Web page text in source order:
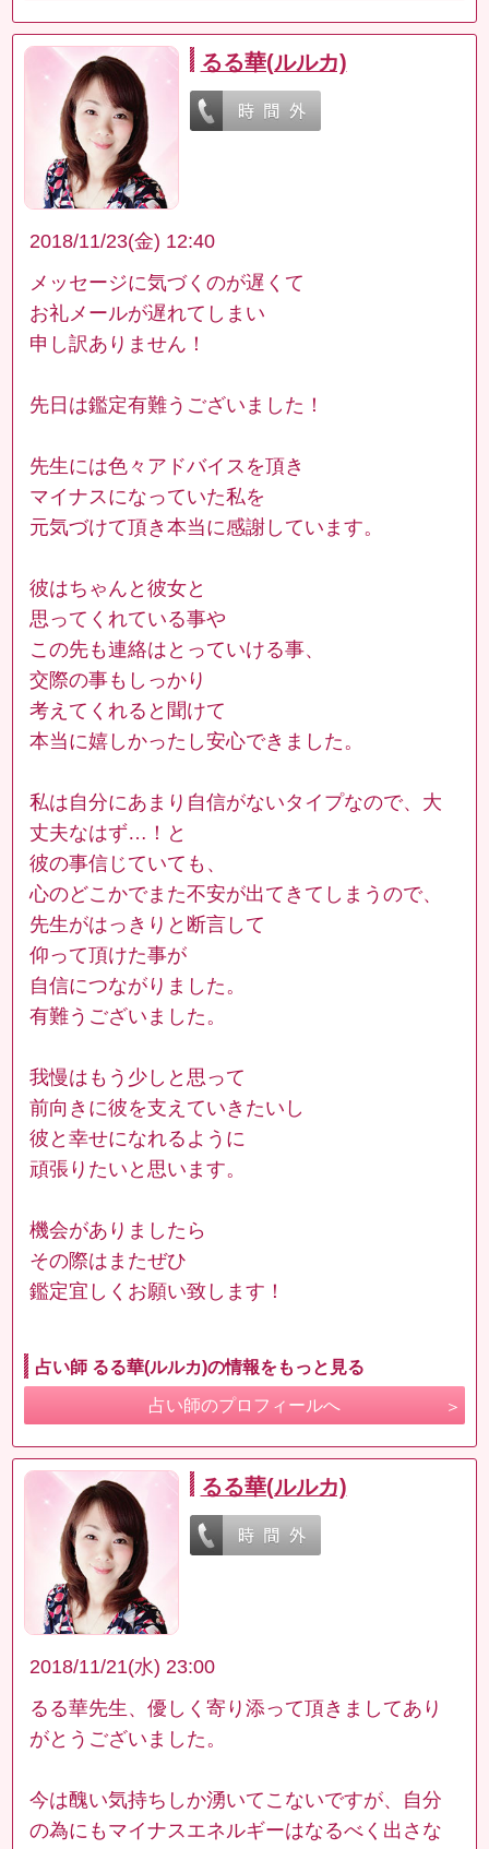
るる華(ルルカ)
2018/11/23(金) 12:40
メッセージに気づくのが遅くて
お礼メールが遅れてしまい
申し訳ありません！
先日は鑑定有難うございました！
先生には色々アドバイスを頂き
マイナスになっていた私を
元気づけて頂き本当に感謝しています。
彼はちゃんと彼女と
思ってくれている事や
この先も連絡はとっていける事、
交際の事もしっかり
考えてくれると聞けて
本当に嬉しかったし安心できました。
私は自分にあまり自信がないタイプなので、大
丈夫なはず…！と
彼の事信じていても、
心のどこかでまた不安が出てきてしまうので、
先生がはっきりと断言して
仰って頂けた事が
自信につながりました。
有難うございました。
我慢はもう少しと思って
前向きに彼を支えていきたいし
彼と幸せになれるように
頑張りたいと思います。
機会がありましたら
その際はまたぜひ
鑑定宜しくお願い致します！
占い師 るる華(ルルカ)の情報をもっと見る
占い師のプロフィールへ
るる華(ルルカ)
2018/11/21(水) 23:00
るる華先生、優しく寄り添って頂きましてあり
がとうございました。
今は醜い気持ちしか湧いてこないですが、自分
の為にもマイナスエネルギーはなるべく出さな